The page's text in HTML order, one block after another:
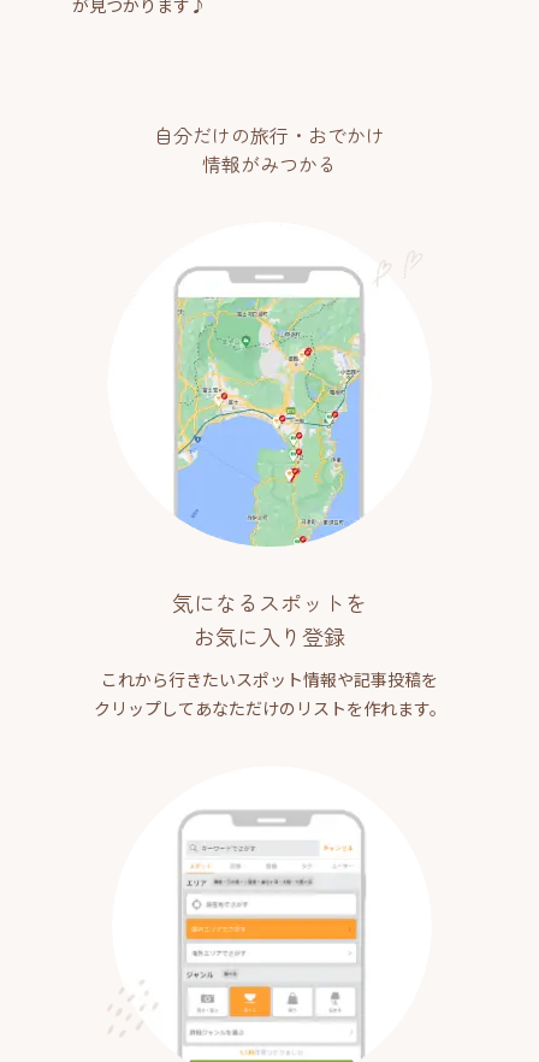
自分だけの旅行・おでかけ
情報がみつかる
気になるスポットを
お気に入り登録
これから行きたいスポット情報や記事投稿を
クリップしてあなただけのリストを作れます。